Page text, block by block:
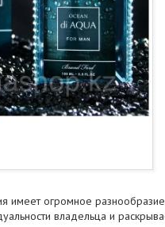
огромное разнообразие
владельца и